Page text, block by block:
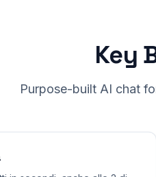
Key
Purpose-built AI chat